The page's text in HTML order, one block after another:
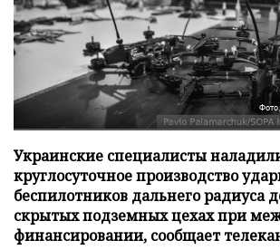
Украинские специалисты
круглосуточное производство
беспилотников дальнего радиуса
скрытых подземных цехах при
финансировании, сообщает